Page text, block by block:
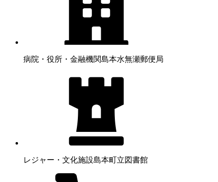
病院・役所・金融機関島本水無瀬郵便局
レジャー・文化施設島本町立図書館